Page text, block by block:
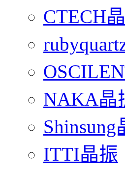
CTECH
NAKA晶
Shinsung
ITTI晶振